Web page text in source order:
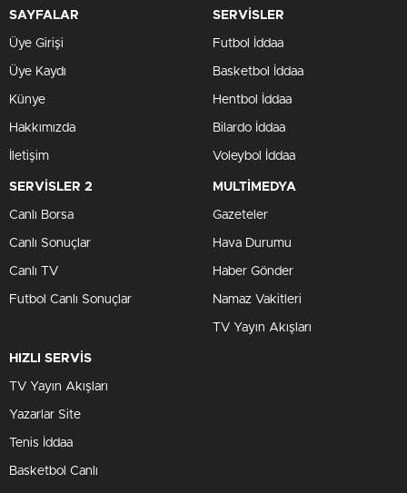
SAYFALAR
Üye Girişi
Üye Kaydı
Künye
Hakkımızda
İletişim
SERVİSLER
Futbol İddaa
Basketbol İddaa
Hentbol İddaa
Bilardo İddaa
Voleybol İddaa
SERVİSLER 2
Canlı Borsa
Canlı Sonuçlar
Canlı TV
Futbol Canlı Sonuçlar
MULTİMEDYA
Gazeteler
Hava Durumu
Haber Gönder
Namaz Vakitleri
TV Yayın Akışları
HIZLI SERVİS
TV Yayın Akışları
Yazarlar Site
Tenis İddaa
Basketbol Canlı